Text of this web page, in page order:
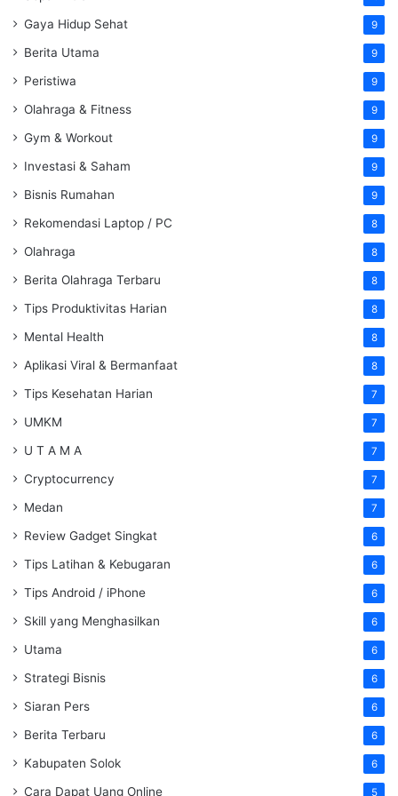
Gaya Hidup Sehat 9
Berita Utama 9
Peristiwa 9
Olahraga & Fitness 9
Gym & Workout 9
Investasi & Saham 9
Bisnis Rumahan 9
Rekomendasi Laptop / PC 8
Olahraga 8
Berita Olahraga Terbaru 8
Tips Produktivitas Harian 8
Mental Health 8
Aplikasi Viral & Bermanfaat 8
Tips Kesehatan Harian 7
UMKM 7
U T A M A 7
Cryptocurrency 7
Medan 7
Review Gadget Singkat 6
Tips Latihan & Kebugaran 6
Tips Android / iPhone 6
Skill yang Menghasilkan 6
Utama 6
Strategi Bisnis 6
Siaran Pers 6
Berita Terbaru 6
Kabupaten Solok 6
Cara Dapat Uang Online 5